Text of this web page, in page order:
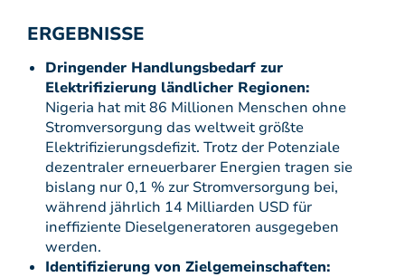
ERGEBNISSE
Dringender Handlungsbedarf zur
Elektrifizierung ländlicher Regionen:
Nigeria hat mit 86 Millionen Menschen ohne
Stromversorgung das weltweit größte
Elektrifizierungsdefizit. Trotz der Potenziale
dezentraler erneuerbarer Energien tragen sie
bislang nur 0,1 % zur Stromversorgung bei,
während jährlich 14 Milliarden USD für
ineffiziente Dieselgeneratoren ausgegeben
werden.
Identifizierung von Zielgemeinschaften: